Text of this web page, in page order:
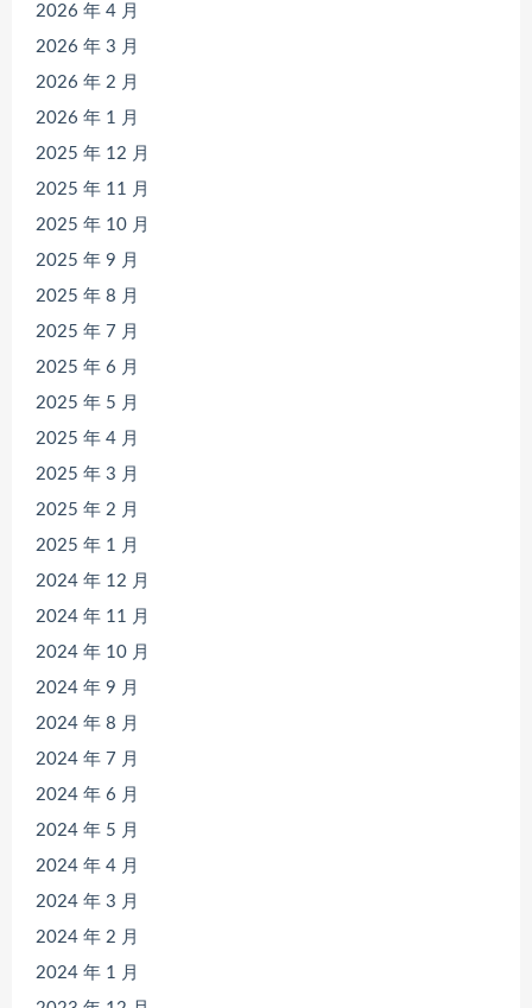
2026 年 4 月
2026 年 3 月
2026 年 2 月
2026 年 1 月
2025 年 12 月
2025 年 11 月
2025 年 10 月
2025 年 9 月
2025 年 8 月
2025 年 7 月
2025 年 6 月
2025 年 5 月
2025 年 4 月
2025 年 3 月
2025 年 2 月
2025 年 1 月
2024 年 12 月
2024 年 11 月
2024 年 10 月
2024 年 9 月
2024 年 8 月
2024 年 7 月
2024 年 6 月
2024 年 5 月
2024 年 4 月
2024 年 3 月
2024 年 2 月
2024 年 1 月